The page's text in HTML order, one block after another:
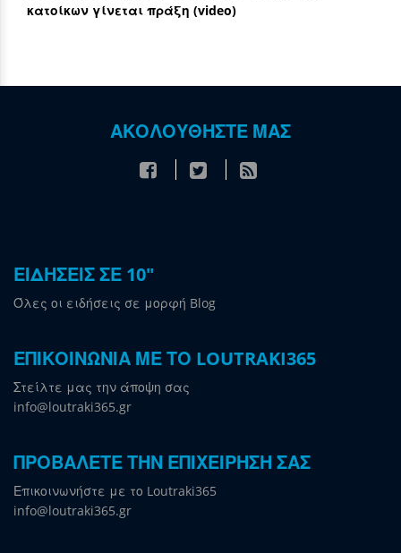
κατοίκων γίνεται πράξη (video)
ΑΚΟΛΟΥΘΗΣΤΕ ΜΑΣ
ΕΙΔΗΣΕΙΣ ΣΕ 10"
Όλες οι ειδήσεις σε μορφή Blog
ΕΠΙΚΟΙΝΩΝΙΑ ΜΕ ΤΟ LOUTRAKI365
Στείλτε μας την άποψη σας
info@loutraki365.gr
ΠΡΟΒΑΛΕΤΕ ΤΗΝ ΕΠΙΧΕΙΡΗΣΗ ΣΑΣ
Επικοινωνήστε με το Loutraki365
info@loutraki365.gr